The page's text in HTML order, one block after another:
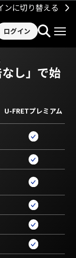
ンに切り替える
ログイン
なし」で始
U-FRETプレミアム